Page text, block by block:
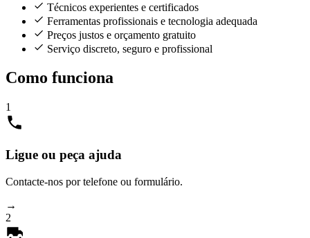
Técnicos experientes e certificados
Ferramentas profissionais e tecnologia adequada
Preços justos e orçamento gratuito
Serviço discreto, seguro e profissional
Como funciona
1
Ligue ou peça ajuda
Contacte-nos por telefone ou formulário.
→
2